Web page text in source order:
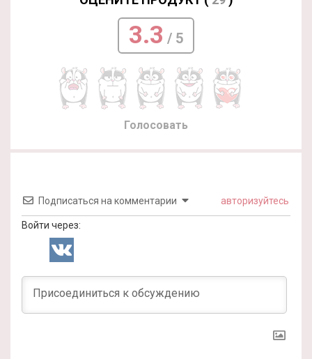
3.3 / 5
Голосовать
Подписаться на комментарии авторизуйтесь
Войти через: